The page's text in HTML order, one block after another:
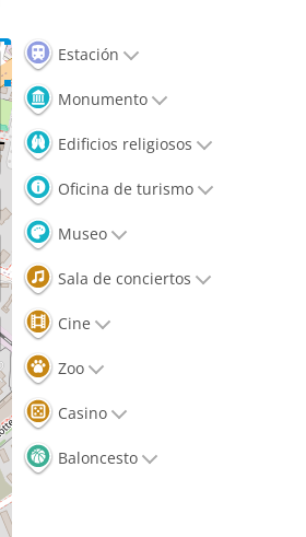
Estación
Monumento
Edificios religiosos
Oficina de turismo
Museo
Sala de conciertos
Cine
Zoo
Casino
Baloncesto